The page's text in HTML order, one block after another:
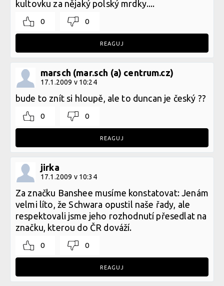
kultovku za nějaký polský mrdky....
0 0
REAGUJ
marsch (mar.sch (a) centrum.cz)
17.1.2009 v 10:24
bude to znít si hloupě, ale to duncan je český ??
0 0
REAGUJ
jirka
17.1.2009 v 10:34
Za značku Banshee musíme konstatovat: Jenám
velmi líto, že Schwara opustil naše řady, ale
respektovali jsme jeho rozhodnutí přesedlat na
značku, kterou do ČR dováží.
0 0
REAGUJ